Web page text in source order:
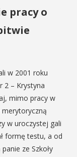
pracy o
w 2001 roku
2 – Krystyna
mimo pracy w
w uroczystej gali
formę testu, a od
ze Szkoły